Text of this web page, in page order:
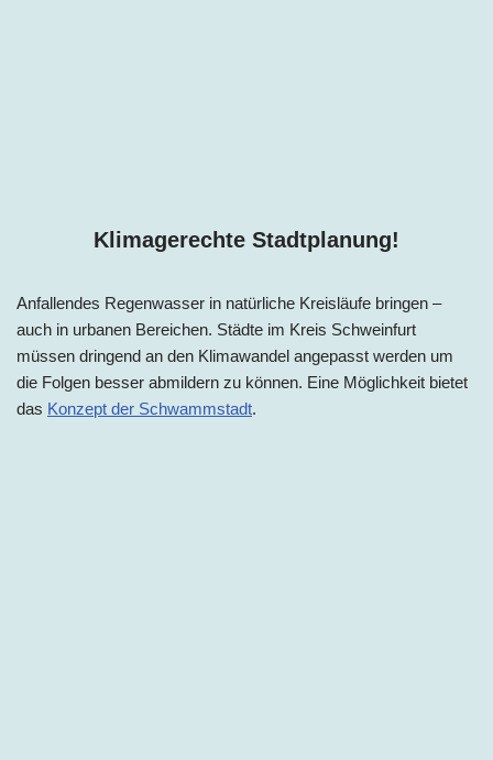
Klimagerechte Stadtplanung!
Anfallendes Regenwasser in natürliche Kreisläufe bringen –
auch in urbanen Bereichen. Städte im Kreis Schweinfurt
müssen dringend an den Klimawandel angepasst werden um
die Folgen besser abmildern zu können. Eine Möglichkeit bietet
das Konzept der Schwammstadt.